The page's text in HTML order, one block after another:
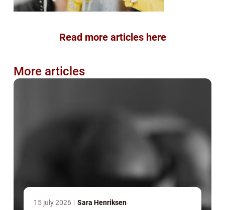
Read more articles here
More articles
15 july 2026 Sara Henriksen